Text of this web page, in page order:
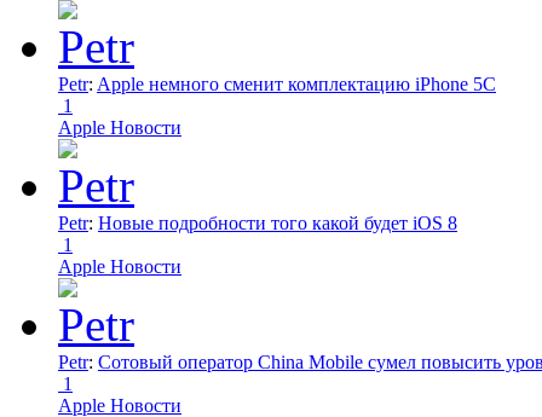
Petr: Apple немного сменит комплектацию iPhone 5C
1
Apple Новости
Petr: Новые подробности того какой будет iOS 8
1
Apple Новости
Petr: Сотовый оператор China Mobile сумел повысить
1
Apple Новости